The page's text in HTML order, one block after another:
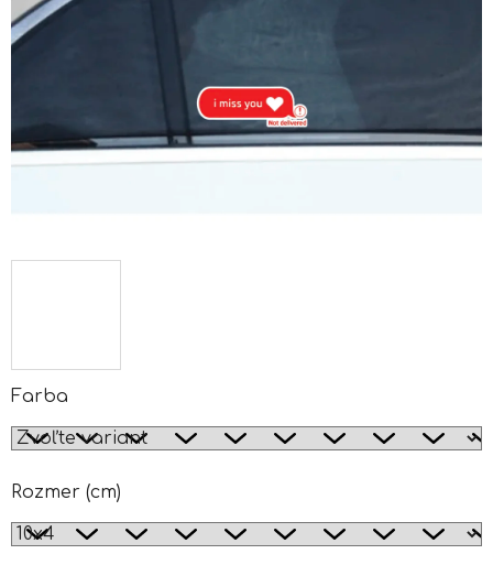
Farba
Rozmer (cm)